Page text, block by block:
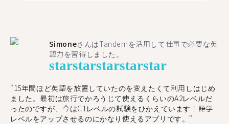
SimoneさんはTandemを活用して仕事で必要な英
語力を習得しました。
starstarstarstarstar
"15年間ほど英語を放置していたのを変えたくて利用しはじめ
ました。最初は旅行でかろうじて使えるくらいのA2レベルだ
ったのですが、今はC1レベルの試験をひかえています！語学
レベルをアップさせるのにかなり使えるアプリです。"